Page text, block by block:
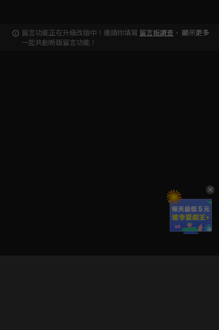
留言功能正在升級改版中！邀請你填寫 留言板調查 ，
一起共創新版留言功能！
顯示更多